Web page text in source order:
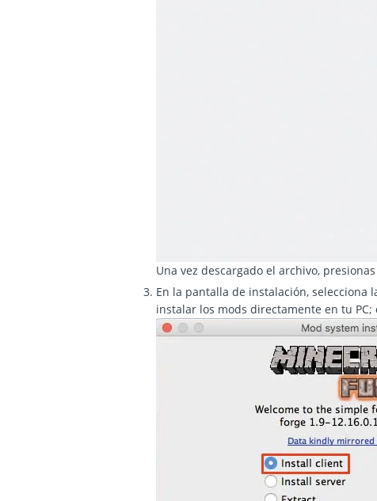
Una vez descargado el archivo,
En la pantalla de instalación, selecciona
instalar los mods directamente en tu